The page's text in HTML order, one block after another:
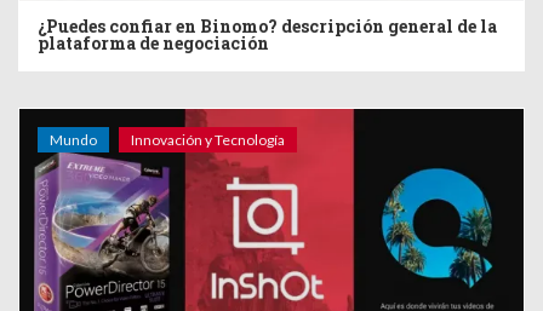
¿Puedes confiar en Binomo? descripción general de la
plataforma de negociación
Mundo Innovación y Tecnología